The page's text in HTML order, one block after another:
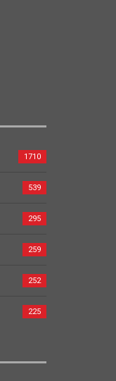
1710
539
295
259
252
225